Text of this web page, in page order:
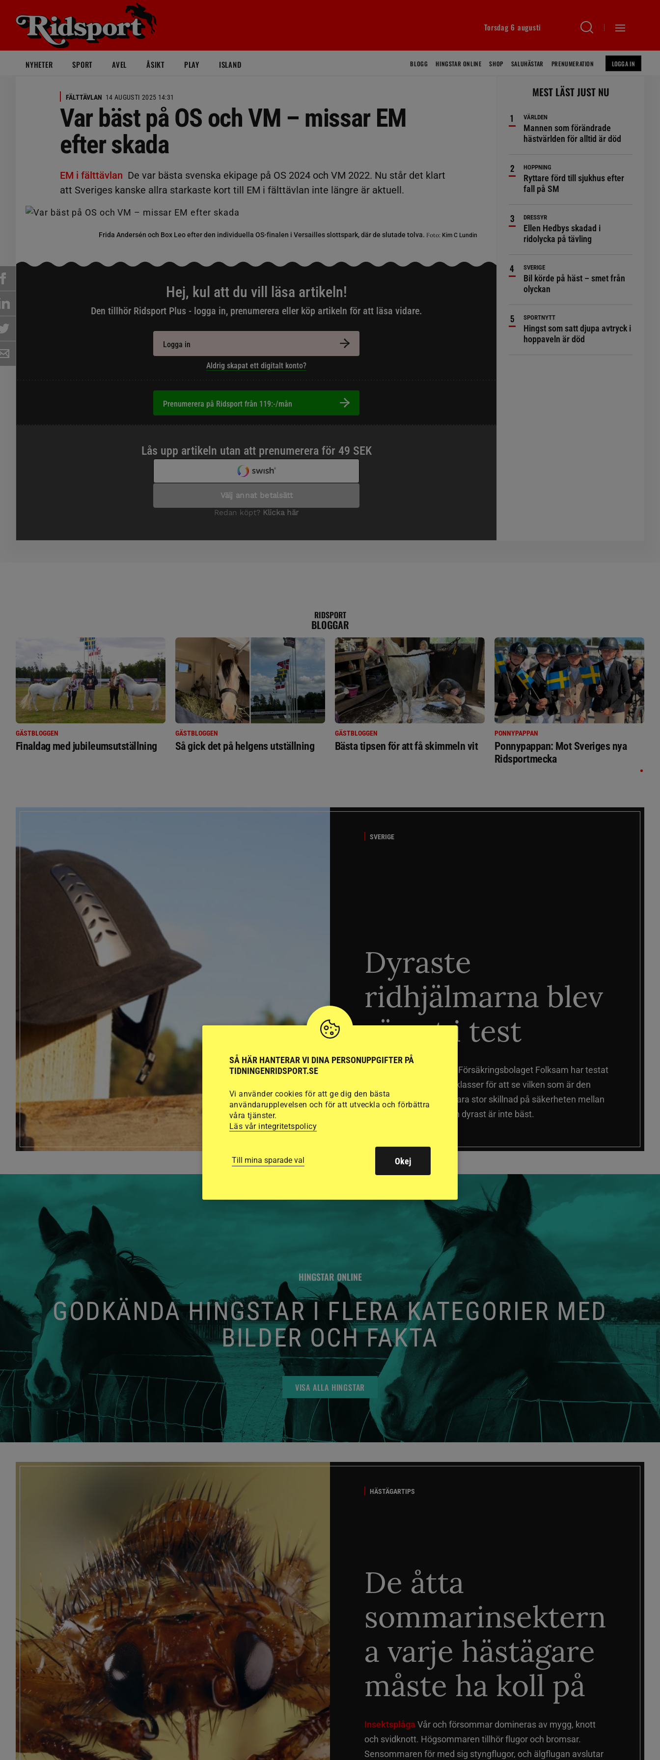
Torsdag 6 augusti
NYHETER SPORT AVEL ÅSIKT PLAY ISLAND BLOGG HINGSTAR ONLINE SHOP SALUHÄSTAR PRENUMERATION LOGGA IN
FÄLTTÄVLAN 14 AUGUSTI 2025 14:31
Var bäst på OS och VM – missar EM
efter skada
EM i fälttävlan De var bästa svenska ekipage på OS 2024 och VM 2022. Nu står det klart
att Sveriges kanske allra starkaste kort till EM i fälttävlan inte längre är aktuell.
Frida Andersén och Box Leo efter den individuella OS-finalen i Versailles slottspark, där de slutade tolva. Foto: Kim C Lundin
Hej, kul att du vill läsa artikeln!
Den tillhör Ridsport Plus - logga in, prenumerera eller köp artikeln för att läsa vidare.
Logga in
Aldrig skapat ett digitalt konto?
Prenumerera på Ridsport från 119:-/mån
MEST LÄST JUST NU
VÄRLDEN
Mannen som förändrade
hästvärlden för alltid är död
HOPPNING
Ryttare förd till sjukhus efter
fall på SM
DRESSYR
Ellen Hedbys skadad i
ridolycka på tävling
SVERIGE
Bil körde på häst – smet från
olyckan
SPORTNYTT
Hingst som satt djupa avtryck i
hoppaveln är död
RIDSPORT
BLOGGAR
GÄSTBLOGGEN
Finaldag med jubileumsutställning
GÄSTBLOGGEN
Så gick det på helgens utställning
GÄSTBLOGGEN
Bästa tipsen för att få skimmeln vit
PONNYPAPPAN
Ponnypappan: Mot Sveriges nya
Ridsportmecka
SVERIGE
Dyraste
ridhjälmarna blev
sämst i test
Försäkringsbolaget Folksam har testat
15 ridhjälmar i olika prisklasser för att se vilken som är den
säkraste. Det visar sig vara stor skillnad på säkerheten mellan
de olika hjälmarna – och dyrast är inte bäst.
HINGSTAR ONLINE
GODKÄNDA HINGSTAR I FLERA KATEGORIER MED
BILDER OCH FAKTA
VISA ALLA HINGSTAR
HÄSTÄGARTIPS
De åtta
sommarinsektern
a varje hästägare
måste ha koll på
Insektsplåga Vår och försommar domineras av mygg, knott
och svidknott. Högsommaren tillhör flugor och bromsar.
Sensommaren för med sig styngflugor, och älgflugan avslutar
SÅ HÄR HANTERAR VI DINA PERSONUPPGIFTER PÅ
TIDNINGENRIDSPORT.SE
Vi använder cookies för att ge dig den bästa
användarupplevelsen och för att utveckla och förbättra
våra tjänster.
Läs vår integritetspolicy
Till mina sparade val Okej